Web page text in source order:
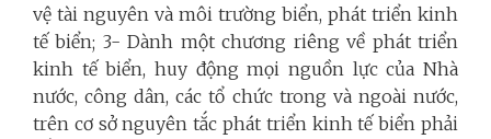
vệ tài nguyên và môi trường biển, phát triển kinh
tế biển; 3- Dành một chương riêng về phát triển
kinh tế biển, huy động mọi nguồn lực của Nhà
nước, công dân, các tổ chức trong và ngoài nước,
trên cơ sở nguyên tắc phát triển kinh tế biển phải